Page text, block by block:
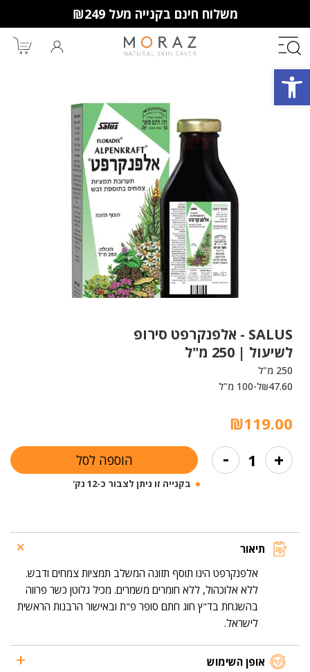
משלוח חינם בקנייה מעל ₪249
מבצעים שווים
וצבירת נקודות למימוש בקניות
הבאות.
SALUS -
אלפנקרפט סירופ
לשיעול | 250 מ"ל
250 מ"ל
₪47.60 ל-100 מ"ל
₪119.00
+
של
אלפנקרפט
250
מ"ל
- הוספה לסל
בקנייה זו ניתן לצבור כ-12 נק'
תיאור
אלפנקרפט הינו תוסף תזונה המשלב תמציות צמחים ודבש.
ללא אלוכהול, ללא חומרים משמרים. מכיל גלוטן כשר פרווה
בהשגחת בד"ץ חוג חתם סופר פ"ת ובאישור הרבנות הראשית
לישראל.
אופן השימוש
פתח סרגל נגישות